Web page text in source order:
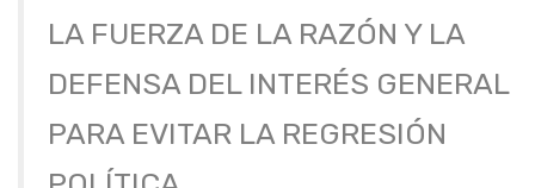
LA FUERZA DE LA RAZÓN Y LA
DEFENSA DEL INTERÉS GENERAL
PARA EVITAR LA REGRESIÓN